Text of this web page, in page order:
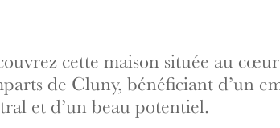
cette maison située au
de Cluny, bénéficiant d’un
et d’un beau potentiel.